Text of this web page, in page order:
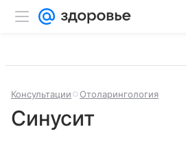
Консультации Отоларингология
Синусит